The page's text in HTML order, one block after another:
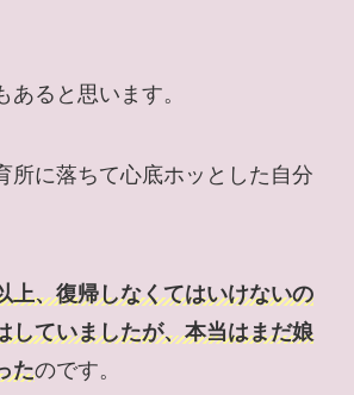
あると思います。
所に落ちて心底ホッとした自分
上、復帰しなくてはいけないの
していましたが、本当はまだ娘
たのです。